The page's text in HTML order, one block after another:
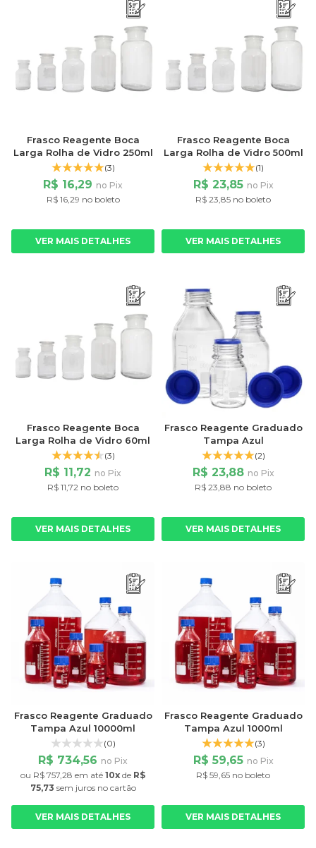
Frasco Reagente Boca
Larga Rolha de Vidro 250ml
(3)
R$ 16,29 no Pix
R$ 16,29 no boleto
VER MAIS DETALHES
Frasco Reagente Boca
Larga Rolha de Vidro 500ml
(1)
R$ 23,85 no Pix
R$ 23,85 no boleto
VER MAIS DETALHES
Frasco Reagente Boca
Larga Rolha de Vidro 60ml
(3)
R$ 11,72 no Pix
R$ 11,72 no boleto
VER MAIS DETALHES
Frasco Reagente Graduado
Tampa Azul
(2)
R$ 23,88 no Pix
R$ 23,88 no boleto
VER MAIS DETALHES
Frasco Reagente Graduado
Tampa Azul 10000ml
(0)
R$ 734,56 no Pix
ou R$ 757,28 em até 10x de R$
75,73 sem jurosno cartão
VER MAIS DETALHES
Frasco Reagente Graduado
Tampa Azul 1000ml
(3)
R$ 59,65 no Pix
R$ 59,65 no boleto
VER MAIS DETALHES